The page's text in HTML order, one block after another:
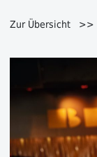
Zur Übersicht >>